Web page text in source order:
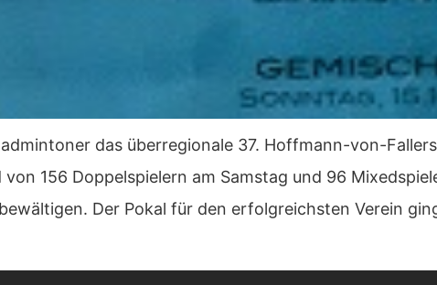
das überregionale 37. Hoffmann-von-
156 Doppelspielern am Samstag und 96
Der Pokal für den erfolgreichsten Verein